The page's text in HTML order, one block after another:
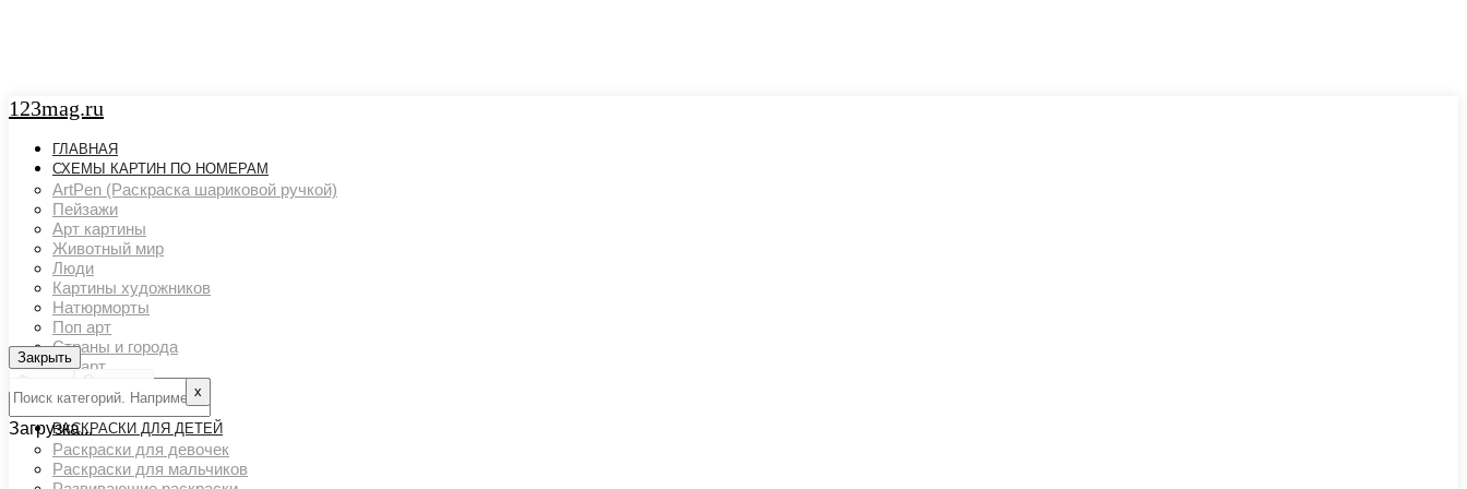
123mag.ru
ГЛАВНАЯ
СХЕМЫ КАРТИН ПО НОМЕРАМ
ArtPen (Раскраска шариковой ручкой)
Пейзажи
Арт картины
Животный мир
Люди
Картины художников
Натюрморты
Поп арт
Страны и города
Ню арт
Транспорт
РАСКРАСКИ ДЛЯ ДЕТЕЙ
Раскраски для девочек
Раскраски для мальчиков
Закрыть
Фильтр
Очистить
Закрыть
х
Загрузка...